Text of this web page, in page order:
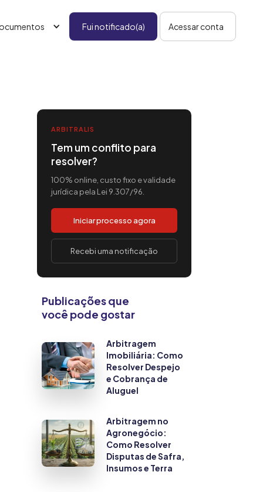
Fui notificado(a) Acessar conta
ARBITRALIS
Tem um conflito para
resolver?
100% online, custo fixo e validade
jurídica pela Lei 9.307/96.
Iniciar processo agora
Recebi uma notificação
Publicações que
você pode gostar
Arbitragem
Imobiliária: Como
Resolver Despejo
e Cobrança de
Aluguel
Arbitragem no
Agronegócio:
Como Resolver
Disputas de Safra,
Insumos e Terra